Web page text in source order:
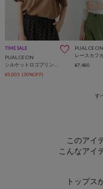
TIME SALE
PUAL CE CIN
¥5,005 (30%OFF)
PUAL CE CIN
レースカフ
¥7,480
このアイ
こんなアイ
トップス